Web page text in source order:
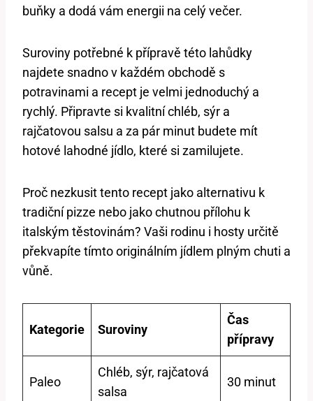
buňky a dodá vám energii na celý večer.
Suroviny potřebné k přípravě této lahůdky
najdete snadno v každém obchodě s
potravinami a recept je velmi jednoduchý a
rychlý. Připravte si kvalitní chléb, sýr a
rajčatovou salsu a za pár minut budete mít
hotové lahodné jídlo, které si zamilujete.
Proč nezkusit tento recept jako alternativu k
tradiční pizze nebo jako chutnou přílohu k
italským těstovinám? Vaši rodinu i hosty určitě
překvapíte tímto originálním jídlem plným chuti a
vůně.
Kategorie Suroviny
Čas
přípravy
Paleo
Chléb, sýr, rajčatová
salsa
30 minut